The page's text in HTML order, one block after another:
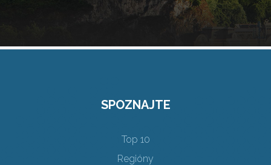
SPOZNAJTE
Top 10
Regióny